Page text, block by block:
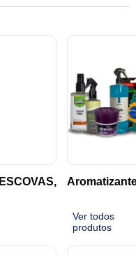
Ver todos
produtos